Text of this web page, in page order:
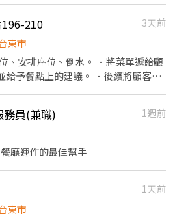
210
3天前
東市
、安排座位、倒水。 ．將菜單遞給顧
給予餐點上的建議。 ．後續將顧客點
內場： ．擔任廚師的助手，處理烹飪
廳相關事務。 ．負責洗、剝、削、
環境、設備和餐具。 ．準備不同餐點
務員(兼職)
1週前
廳運作的最佳幫手
1天前
東市